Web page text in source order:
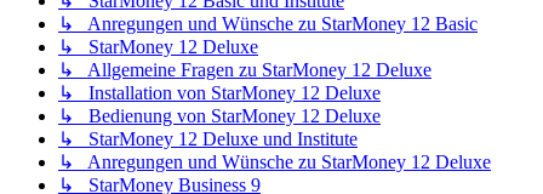
↳ Anregungen und Wünsche zu StarMoney 12 Basic
↳ StarMoney 12 Deluxe
↳ Allgemeine Fragen zu StarMoney 12 Deluxe
↳ Installation von StarMoney 12 Deluxe
↳ Bedienung von StarMoney 12 Deluxe
↳ StarMoney 12 Deluxe und Institute
↳ Anregungen und Wünsche zu StarMoney 12 Deluxe
↳ StarMoney Business 9